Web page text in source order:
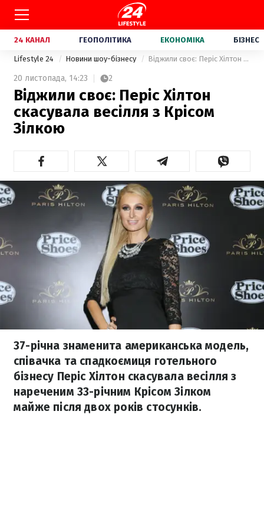
24 КАНАЛ ГЕОПОЛІТИКА ЕКОНОМІКА БІЗНЕС
Lifestyle 24 Новини шоу-бізнесу Віджили своє: Періс Хілтон скасувала весілля з Крісом Зілкою
20 листопада, 14:23 2
Віджили своє: Періс Хілтон
скасувала весілля з Крісом
Зілкою
37-річна знаменита американська модель,
співачка та спадкоємиця готельного
бізнесу Періс Хілтон скасувала весілля з
нареченим 33-річним Крісом Зілком
майже після двох років стосунків.